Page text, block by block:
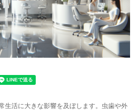
生活に大きな影響を及ぼします。虫歯や外